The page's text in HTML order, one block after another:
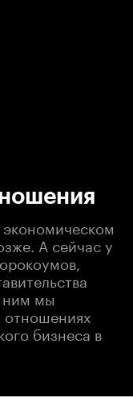
А сейчас у
ним мы
отношениях
бизнеса в